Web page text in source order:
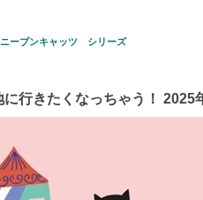
ーブンキャッツ シリーズ
に行きたくなっちゃう！